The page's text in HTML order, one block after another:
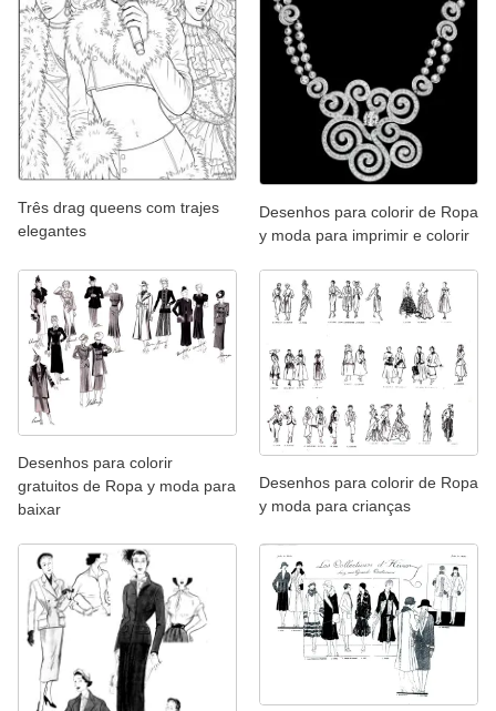
Três drag queens com trajes
elegantes
Desenhos para colorir de Ropa
y moda para imprimir e colorir
Desenhos para colorir
gratuitos de Ropa y moda para
baixar
Desenhos para colorir de Ropa
y moda para crianças